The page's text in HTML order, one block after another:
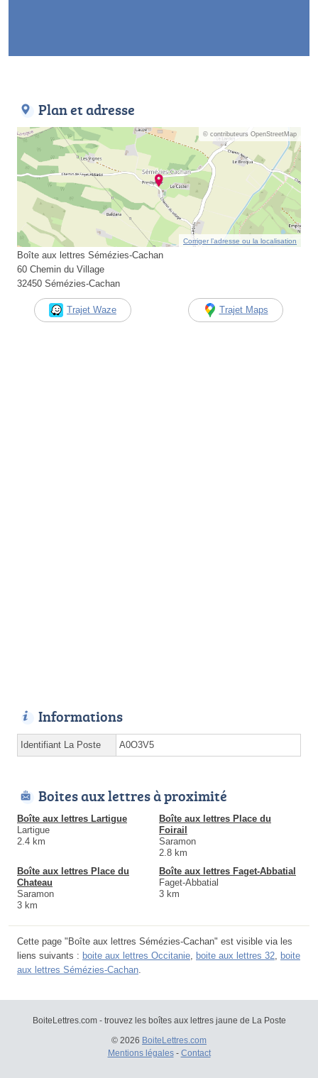
Plan et adresse
© contributeurs OpenStreetMap
Corriger l’adresse ou la localisation
Boîte aux lettres Sémézies-Cachan
60 Chemin du Village
32450 Sémézies-Cachan
Trajet Waze Trajet Maps
Informations
Identifiant La Poste A0O3V5
Boites aux lettres à proximité
Boîte aux lettres Lartigue
Lartigue
2.4 km
Boîte aux lettres Place du
Foirail
Saramon
2.8 km
Boîte aux lettres Place du
Chateau
Saramon
3 km
Boîte aux lettres Faget-Abbatial
Faget-Abbatial
3 km
Cette page "Boîte aux lettres Sémézies-Cachan" est visible via les
liens suivants : boite aux lettres Occitanie boite aux lettres 32 boite
aux lettres Sémézies-Cachan
BoiteLettres.com - trouvez les boîtes aux lettres jaune de La Poste
© 2026 BoiteLettres.com
Mentions légales- Contact